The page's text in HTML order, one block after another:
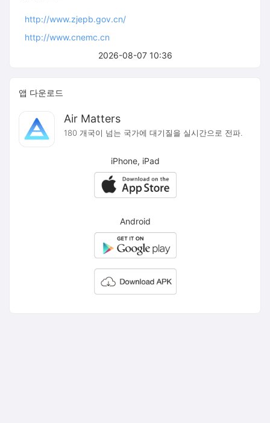
2026-08-07 10:36
http://www.zjepb.gov.cn/
http://www.cnemc.cn
앱 다운로드
Air Matters
180 개국이 넘는 국가에 대기질을 실시간으로 전파.
iPhone, iPad
Android